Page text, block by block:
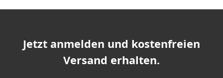
Jetzt anmelden und kostenfreien
Versand erhalten.